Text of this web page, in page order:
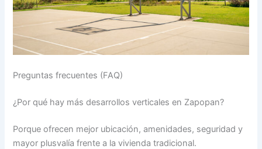
Preguntas frecuentes (FAQ)
¿Por qué hay más desarrollos verticales en Zapopan?
Porque ofrecen mejor ubicación, amenidades, seguridad y
mayor plusvalía frente a la vivienda tradicional.